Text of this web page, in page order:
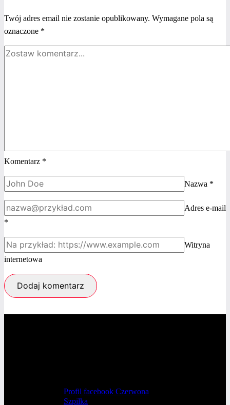
po więcej
Twój adres email nie zostanie opublikowany. Wymagane pola są
oznaczone *
Komentarz *
Nazwa *
Adres e-mail
*
Witryna
internetowa
Profil facebook Czerwona
Szpilka